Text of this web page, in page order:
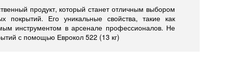
продукт, который станет отличным выбором
Его уникальные свойства, такие как
инструментом в арсенале профессионалов. Не
с помощью Еврокол 522 (13 кг)